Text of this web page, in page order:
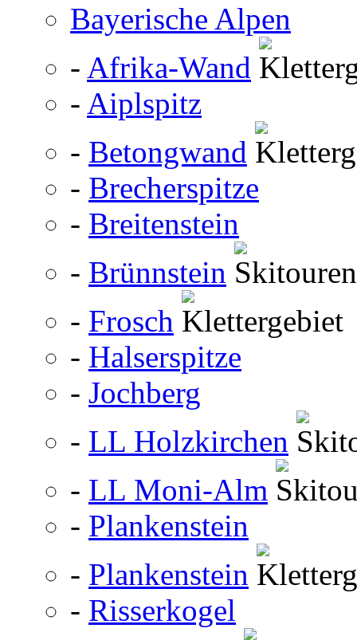
Bayerische Alpen
- Afrika-Wand
- Aiplspitz
- Betongwand
- Brecherspitze
- Breitenstein
- Brünnstein
- Frosch
- Halserspitze
- Jochberg
- LL Holzkirchen
- LL Moni-Alm
- Plankenstein
- Plankenstein
- Risserkogel